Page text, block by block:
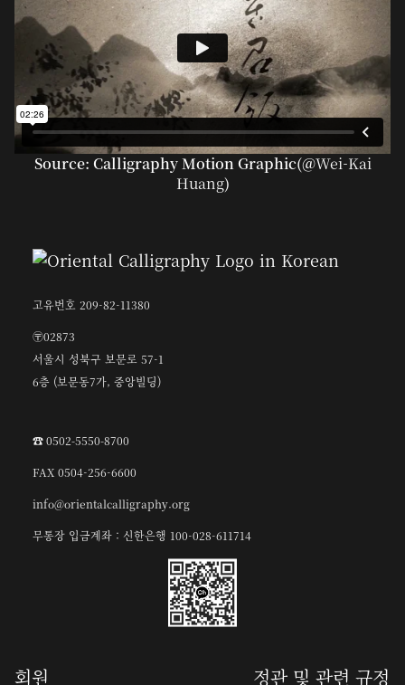
Source: Calligraphy Motion Graphic(@Wei-Kai
Huang)
고유번호 209-82-11380
〶02873
서울시 성북구 보문로 57-1
6층 (보문동7가, 중앙빌딩)
☎︎ 0502-5550-8700
FAX 0504-256-6600
info@orientalcalligraphy.org
무통장 입금계좌 : 신한은행 100-028-611714
회원 정관 및 관련 규정